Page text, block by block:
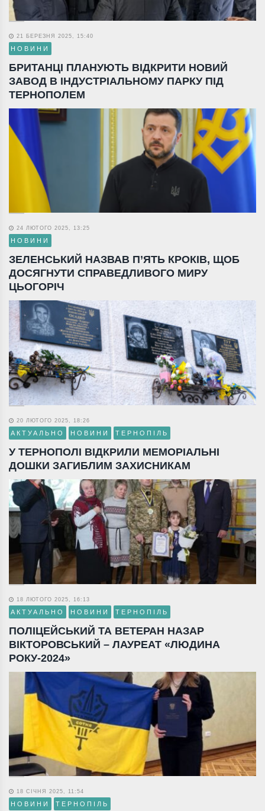
21 БЕРЕЗНЯ 2025, 15:40
НОВИНИ
БРИТАНЦІ ПЛАНУЮТЬ ВІДКРИТИ НОВИЙ
ЗАВОД В ІНДУСТРІАЛЬНОМУ ПАРКУ ПІД
ТЕРНОПОЛЕМ
24 ЛЮТОГО 2025, 13:25
НОВИНИ
ЗЕЛЕНСЬКИЙ НАЗВАВ П’ЯТЬ КРОКІВ, ЩОБ
ДОСЯГНУТИ СПРАВЕДЛИВОГО МИРУ
ЦЬОГОРІЧ
20 ЛЮТОГО 2025, 18:26
АКТУАЛЬНО НОВИНИ ТЕРНОПІЛЬ
У ТЕРНОПОЛІ ВІДКРИЛИ МЕМОРІАЛЬНІ
ДОШКИ ЗАГИБЛИМ ЗАХИСНИКАМ
18 ЛЮТОГО 2025, 16:13
АКТУАЛЬНО НОВИНИ ТЕРНОПІЛЬ
ПОЛІЦЕЙСЬКИЙ ТА ВЕТЕРАН НАЗАР
ВІКТОРОВСЬКИЙ – ЛАУРЕАТ «ЛЮДИНА
РОКУ-2024»
18 СІЧНЯ 2025, 11:54
НОВИНИ ТЕРНОПІЛЬ